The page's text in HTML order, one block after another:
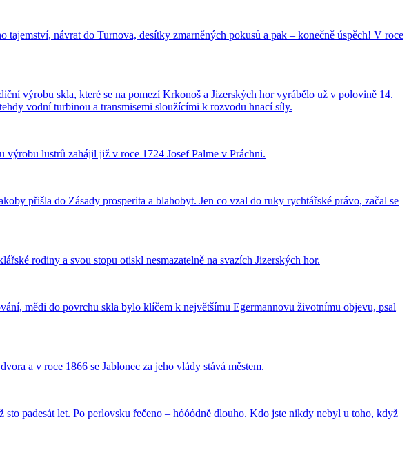
návrat do Turnova, desítky zmarněných pokusů a pak – konečně úspěch! V roce
výrobu skla, které se na pomezí Krkonoš a Jizerských hor vyrábělo už v polovině 14.
vodní turbinou a transmisemi sloužícími k rozvodu hnací síly.
lustrů zahájil již v roce 1724 Josef Palme v Práchni.
přišla do Zásady prosperita a blahobyt. Jen co vzal do ruky rychtářské právo, začal se
rodiny a svou stopu otiskl nesmazatelně na svazích Jizerských hor.
mědi do povrchu skla bylo klíčem k největšímu Egermannovu životnímu objevu, psal
a v roce 1866 se Jablonec za jeho vlády stává městem.
padesát let. Po perlovsku řečeno – hóóódně dlouho. Kdo jste nikdy nebyl u toho, když